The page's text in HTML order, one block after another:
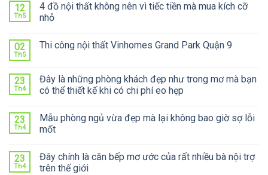
12
Th5
4 đồ nội thất không nên vì tiếc tiền mà mua kích cỡ
nhỏ
02
Th5
Thi công nội thất Vinhomes Grand Park Quận 9
23
Th4
Đây là những phòng khách đẹp như trong mơ mà bạn
có thể thiết kế khi có chi phí eo hẹp
23
Th4
Mẫu phòng ngủ vừa đẹp mà lại không bao giờ sợ lỗi
mốt
23
Th4
Đây chính là căn bếp mơ ước của rất nhiều bà nội trợ
trên thế giới